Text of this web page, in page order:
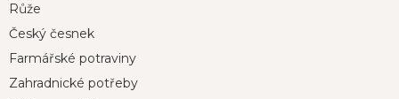
Růže
Český česnek
Farmářské potraviny
Zahradnické potřeby